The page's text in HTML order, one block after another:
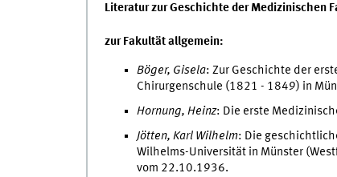
Literatur zur Geschichte der Medizinischen
zur Fakultät allgemein:
Böger, Gisela: Zur Geschichte der
Chirurgenschule (1821 - 1849) in
Hornung, Heinz: Die erste
Jötten, Karl Wilhelm: Die
Wilhelms-Universität in Münster
vom 22.10.1936.